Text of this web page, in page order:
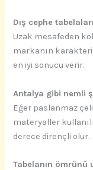
Dış cephe
Uzak mesafeden
markanın
en iyi sonucu verir.
Antalya gibi nemli
Eğer paslanmaz
materyaller
derece dirençli olur.
Tabelanın ömrünü